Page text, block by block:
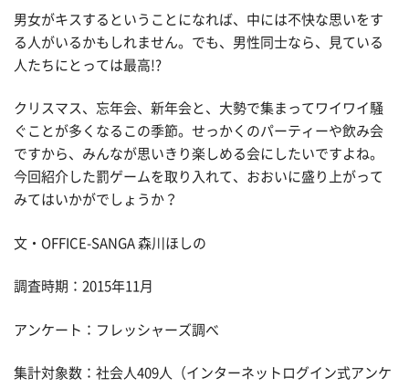
男女がキスするということになれば、中には不快な思いをす
る人がいるかもしれません。でも、男性同士なら、見ている
人たちにとっては最高!?
クリスマス、忘年会、新年会と、大勢で集まってワイワイ騒
ぐことが多くなるこの季節。せっかくのパーティーや飲み会
ですから、みんなが思いきり楽しめる会にしたいですよね。
今回紹介した罰ゲームを取り入れて、おおいに盛り上がって
みてはいかがでしょうか？
文・OFFICE-SANGA 森川ほしの
調査時期：2015年11月
アンケート：フレッシャーズ調べ
集計対象数：社会人409人（インターネットログイン式アンケ